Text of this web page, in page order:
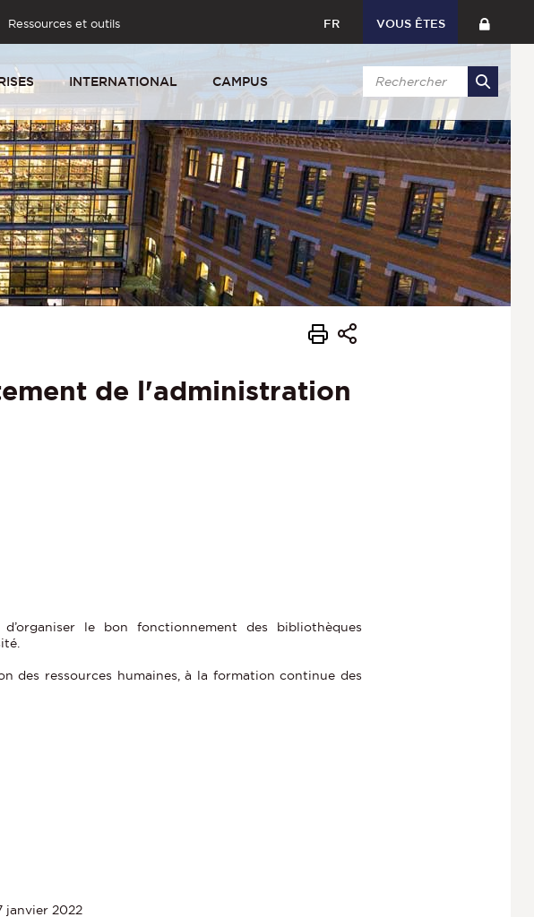
Ressources et outils FR VOUS ÊTES
INTERNATIONAL CAMPUS
de l'administration
le bon fonctionnement des bibliothèques
des ressources humaines, à la formation continue des
janvier 2022